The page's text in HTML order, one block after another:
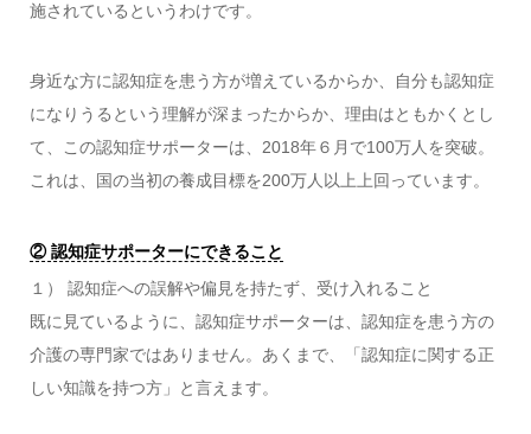
施されているというわけです。
身近な方に認知症を患う方が増えているからか、自分も認知症
になりうるという理解が深まったからか、理由はともかくとし
て、この認知症サポーターは、2018年６月で100万人を突破。
これは、国の当初の養成目標を200万人以上上回っています。
② 認知症サポーターにできること
１） 認知症への誤解や偏見を持たず、受け入れること
既に見ているように、認知症サポーターは、認知症を患う方の
介護の専門家ではありません。あくまで、「認知症に関する正
しい知識を持つ方」と言えます。